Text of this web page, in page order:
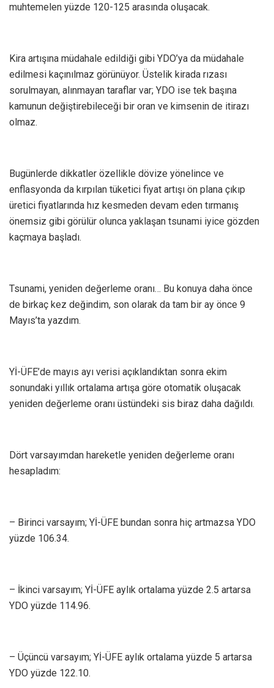
muhtemelen yüzde 120-125 arasında oluşacak.
Kira artışına müdahale edildiği gibi YDO’ya da müdahale
edilmesi kaçınılmaz görünüyor. Üstelik kirada rızası
sorulmayan, alınmayan taraflar var; YDO ise tek başına
kamunun değiştirebileceği bir oran ve kimsenin de itirazı
olmaz.
Bugünlerde dikkatler özellikle dövize yönelince ve
enflasyonda da kırpılan tüketici fiyat artışı ön plana çıkıp
üretici fiyatlarında hız kesmeden devam eden tırmanış
önemsiz gibi görülür olunca yaklaşan tsunami iyice gözden
kaçmaya başladı.
Tsunami, yeniden değerleme oranı… Bu konuya daha önce
de birkaç kez değindim, son olarak da tam bir ay önce 9
Mayıs’ta yazdım.
Yİ-ÜFE’de mayıs ayı verisi açıklandıktan sonra ekim
sonundaki yıllık ortalama artışa göre otomatik oluşacak
yeniden değerleme oranı üstündeki sis biraz daha dağıldı.
Dört varsayımdan hareketle yeniden değerleme oranı
hesapladım:
– Birinci varsayım; Yİ-ÜFE bundan sonra hiç artmazsa YDO
yüzde 106.34.
– İkinci varsayım; Yİ-ÜFE aylık ortalama yüzde 2.5 artarsa
YDO yüzde 114.96.
– Üçüncü varsayım; Yİ-ÜFE aylık ortalama yüzde 5 artarsa
YDO yüzde 122.10.